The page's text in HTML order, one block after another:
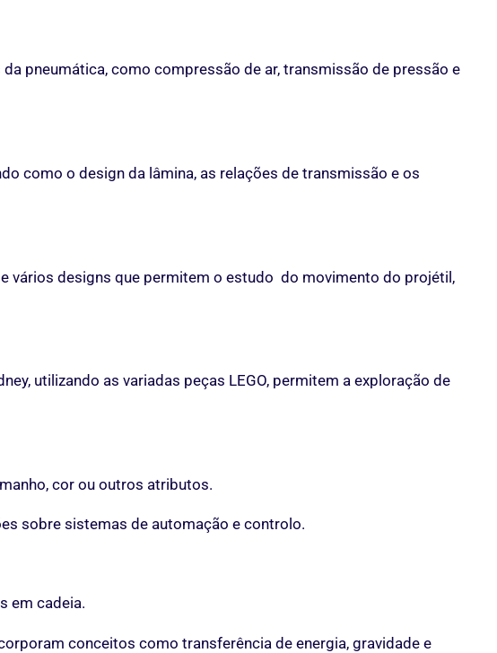
pneumática, como compressão de ar, transmissão de pressão e
como o design da lâmina, as relações de transmissão e os
vários designs que permitem o estudo do movimento do projétil,
utilizando as variadas peças LEGO, permitem a exploração de
cor ou outros atributos.
sobre sistemas de automação e controlo.
em cadeia.
conceitos como transferência de energia, gravidade e